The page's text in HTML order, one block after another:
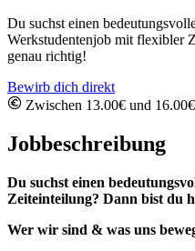
Du suchst einen
Werkstudentenjob mit flexibler
genau richtig!
Bewirb dich direkt
Zwischen 13.00€ und
Jobbeschreibung
Du suchst einen
Zeiteinteilung? Dann bist du
Wer wir sind & was uns